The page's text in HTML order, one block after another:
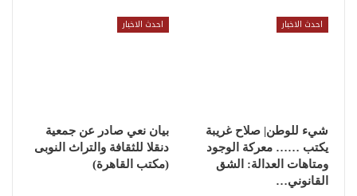
احدث الاخبار
شيء للوطن| صلاح غريبة
يكتب …… معركة الوجود
ومتاهات العدالة: الشق
القانوني…
احدث الاخبار
بيان نعي صادر عن جمعية
دنقلا للثقافة والتراث النوبى
(مكتب القاهرة)